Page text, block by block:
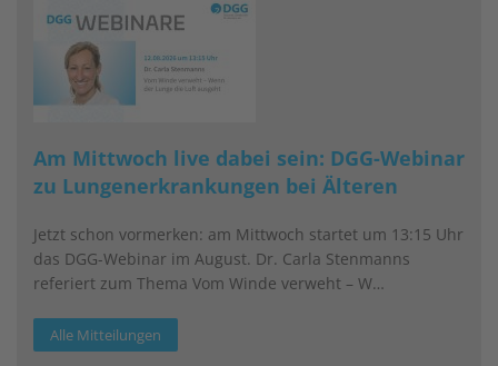
Am Mittwoch live dabei sein: DGG-Webinar
zu Lungenerkrankungen bei Älteren
Jetzt schon vormerken: am Mittwoch startet um 13:15 Uhr
das DGG-Webinar im August. Dr. Carla Stenmanns
referiert zum Thema Vom Winde verweht – W…
Alle Mitteilungen